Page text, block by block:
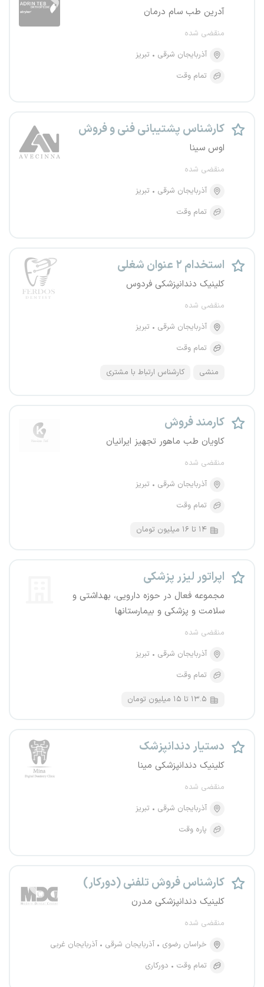
آدرین طب سام درمان
منقضی شده
آذربایجان شرقی
تبریز
تمام وقت
کارشناس پشتیبانی فنی و فروش
اوس سینا
منقضی شده
آذربایجان شرقی
تبریز
تمام وقت
استخدام ۲ عنوان شغلی
کلینیک‌ دندانپزشکی فردوس
منقضی شده
آذربایجان شرقی
تبریز
تمام وقت
منشی کارشناس ارتباط با مشتری
کارمند فروش
کاویان طب ماهور تجهیز ایرانیان
منقضی شده
آذربایجان شرقی
تبریز
تمام وقت
۱۴ تا ۱۶ میلیون تومان
اپراتور لیزر پزشکی
مجموعه فعال در حوزه دارویی، بهداشتی و
سلامت و پزشکی و بیمارستانها
منقضی شده
آذربایجان شرقی
تبریز
تمام وقت
۱۳.۵ تا ۱۵ میلیون تومان
دستیار دندانپزشک
کلینیک دندانپزشکی مینا
منقضی شده
آذربایجان شرقی
تبریز
پاره وقت
کارشناس فروش تلفنی (دورکار)
کلینیک دندانپزشکی مدرن
منقضی شده
خراسان رضوی
آذربایجان شرقی
آذربایجان غربی
تمام وقت
دورکاری